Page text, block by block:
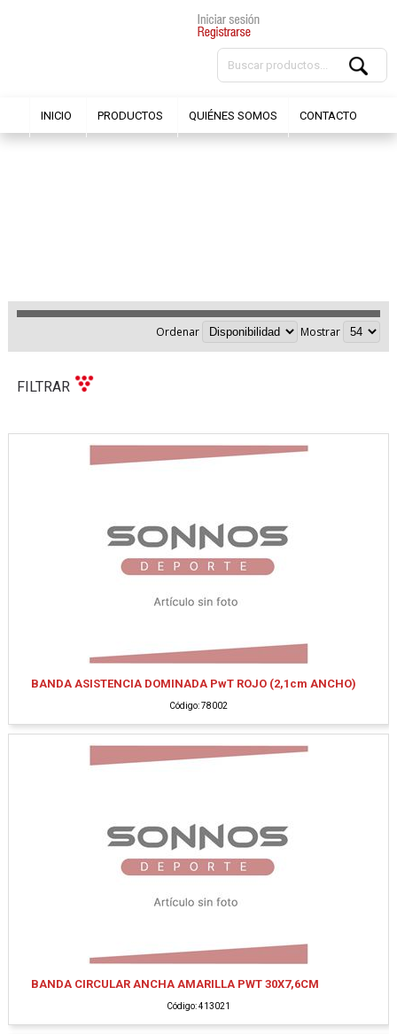
INICIO PRODUCTOS QUIÉNES SOMOS CONTACTO
Ordenar Mostrar
FILTRAR
BANDA ASISTENCIA DOMINADA PwT ROJO (2,1cm ANCHO)
Código: 78002
BANDA CIRCULAR ANCHA AMARILLA PWT 30X7,6CM
Código: 413021